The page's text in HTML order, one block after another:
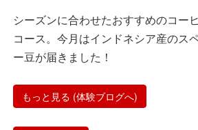
シーズンに合わせたおすすめのコー
コース。今月はインドネシア産のス
ー豆が届きました！
もっと見る (体験ブログへ)